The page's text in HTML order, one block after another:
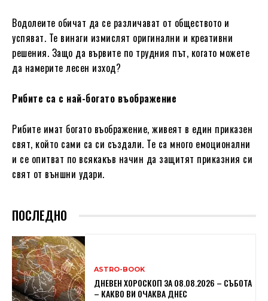
Водолеите обичат да се различават от обществото и
успяват. Те винаги измислят оригинални и креативни
решения. Защо да вървите по трудния път, когато можете
да намерите лесен изход?
Рибите са с най-богато въображение
Рибите имат богато въображение, живеят в един приказен
свят, който сами са си създали. Те са много емоционални
и се опитват по всякакъв начин да защитят приказния си
свят от външни удари.
ПОСЛЕДНО
ASTRO-BOOK
ДНЕВЕН ХОРОСКОП ЗА 08.08.2026 – СЪБОТА
– КАКВО ВИ ОЧАКВА ДНЕС